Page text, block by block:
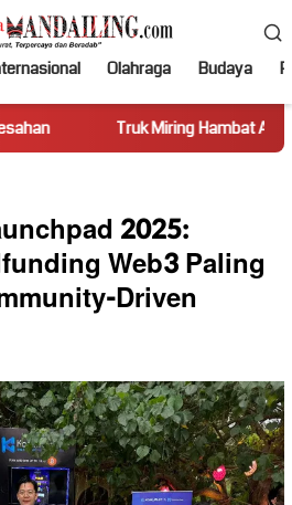
Olahraga Budaya
Truk Miring Hambat Arus Lalu Lintas di
2025:
Web3 Paling
Driven